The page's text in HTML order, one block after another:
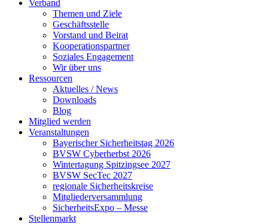
Verband
Themen und Ziele
Geschäftsstelle
Vorstand und Beirat
Kooperationspartner
Soziales Engagement
Wir über uns
Ressourcen
Aktuelles / News
Downloads
Blog
Mitglied werden
Veranstaltungen
Bayerischer Sicherheitstag 2026
BVSW Cyberherbst 2026
Wintertagung Spitzingsee 2027
BVSW SecTec 2027
regionale Sicherheitskreise
Mitgliederversammlung
SicherheitsExpo – Messe
Stellenmarkt